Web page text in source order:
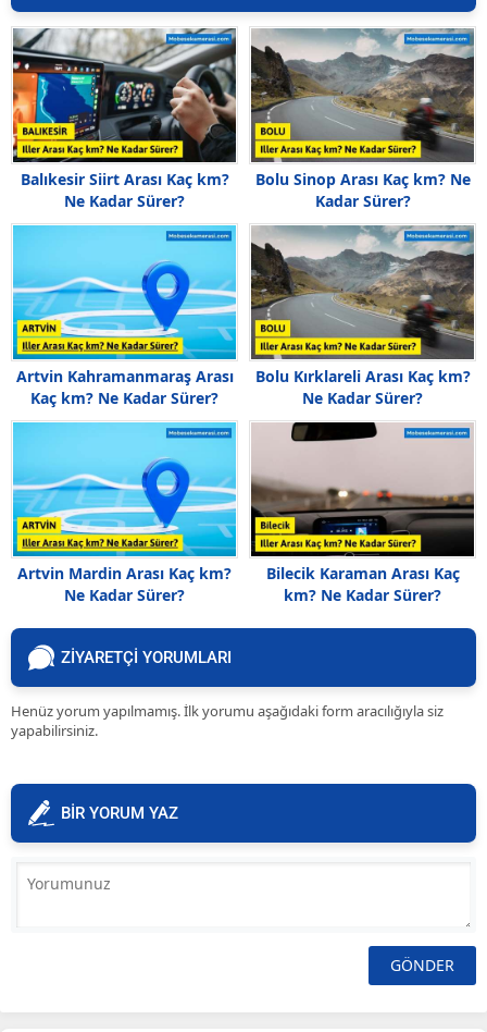
Balıkesir Siirt Arası Kaç km?
Ne Kadar Sürer?
Bolu Sinop Arası Kaç km? Ne
Kadar Sürer?
Artvin Kahramanmaraş Arası
Kaç km? Ne Kadar Sürer?
Bolu Kırklareli Arası Kaç km?
Ne Kadar Sürer?
Artvin Mardin Arası Kaç km?
Ne Kadar Sürer?
Bilecik Karaman Arası Kaç
km? Ne Kadar Sürer?
ZİYARETÇİ YORUMLARI
Henüz yorum yapılmamış. İlk yorumu aşağıdaki form aracılığıyla siz
yapabilirsiniz.
BİR YORUM YAZ